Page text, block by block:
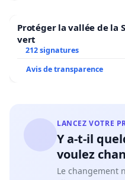
Protéger la vallée de la
vert
212 signatures
Avis de transparence
LANCEZ VOTRE
Y a-t-il
voulez
Le changement